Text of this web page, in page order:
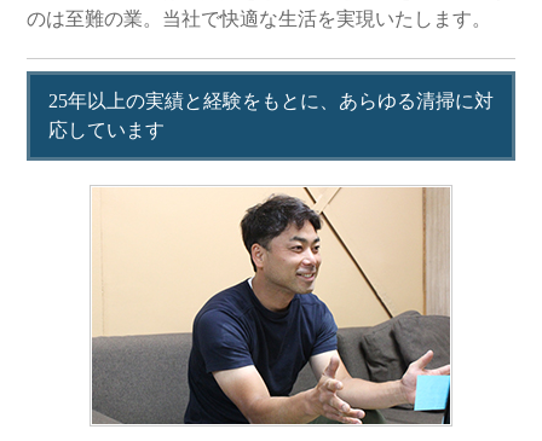
のは至難の業。当社で快適な生活を実現いたします。
25年以上の実績と経験をもとに、あらゆる清掃に対
応しています